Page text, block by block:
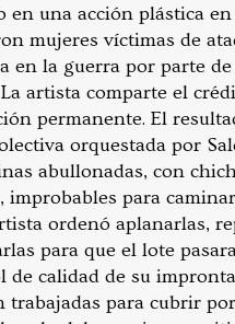
en una acción plástica
mujeres víctimas de
en la guerra por parte
artista comparte el
permanente. El
orquestada por
abullonadas, con
improbables para
ordenó aplanarlas,
para que el lote
de calidad de su
trabajadas para cubrir